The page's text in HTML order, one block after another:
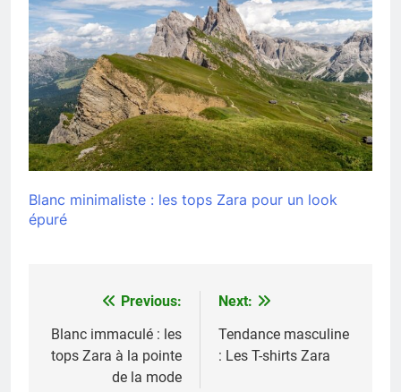
Blanc minimaliste : les tops Zara pour un look
épuré
Navigation
de
l’article
Previous:
Blanc immaculé : les
tops Zara à la pointe
de la mode
Next:
Tendance masculine
: Les T-shirts Zara